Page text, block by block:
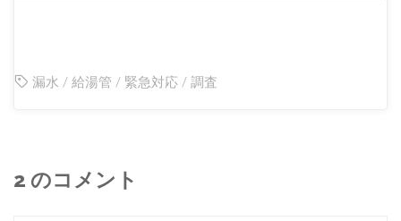
漏水 / 給湯管 / 緊急対応/ 調査
2 のコメント